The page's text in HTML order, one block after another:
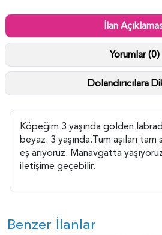
İlan
Yorumlar (0)
Dolandırıcılara
Köpeğim 3 yaşında golden
beyaz. 3 yaşında.Tum aşıları tam
eş arıyoruz. Manavgatta
iletişime geçebilir.
Benzer İlanlar